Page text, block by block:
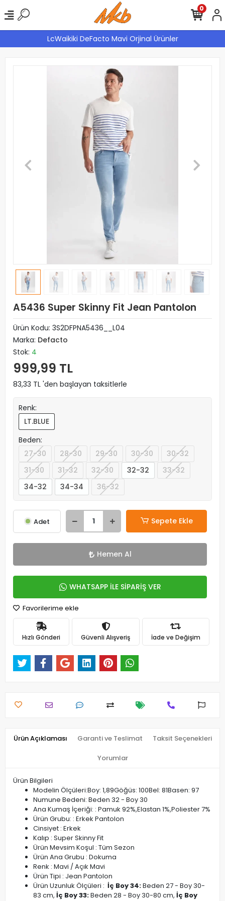
LcWaikiki DeFacto Mavi Orjinal Ürünler
0
A5436 Super Skinny Fit Jean Pantolon
Ürün Kodu: 3S2DFPNA5436__L04
Marka: Defacto
Stok: 4
999,99 TL
83,33 TL 'den başlayan taksitlerle
Renk:
LT.BLUE
Beden:
27-30
28-30 29-30 30-30
30-32
31-30
31-32 32-30 32-32
33-32
34-32
34-34 36-32
Adet Sepete Ekle
Hemen Al
WHATSAPP İLE SİPARİŞ VER
Favorilerime ekle
Hızlı Gönderi Güvenli Alışveriş İade ve Değişim
Ürün Açıklaması Garanti ve Teslimat Taksit Seçenekleri
Yorumlar
Ürün Bilgileri
Modelin Ölçüleri:Boy: 1,89Göğüs: 100Bel: 81Basen: 97
Numune Bedeni: Beden 32 - Boy 30
Ana Kumaş İçeriği: : Pamuk 92%,Elastan 1%,Poliester 7%
Ürün Grubu: : Erkek Pantolon
Cinsiyet : Erkek
Kalıp : Super Skinny Fit
Ürün Mevsim Koşul : Tüm Sezon
Ürün Ana Grubu : Dokuma
Renk : Mavi / Açık Mavi
Ürün Tipi : Jean Pantolon
Ürün Uzunluk Ölçüleri : İç Boy 34:Beden 27 - Boy 30-
83 cm, İç Boy 33:Beden 28 - Boy 30-80 cm, İç Boy